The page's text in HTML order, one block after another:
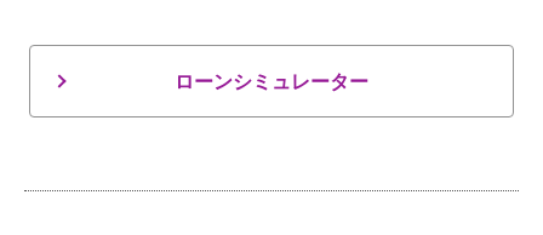
ローンシミュレーター